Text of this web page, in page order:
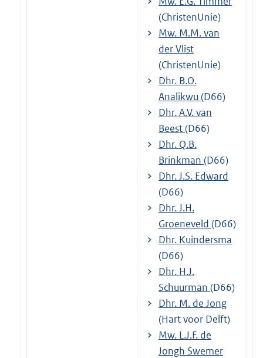
(ChristenUnie)
Mw. M.M. van
der Vlist
(ChristenUnie)
Dhr. B.O.
Analikwu (D66)
Dhr. A.V. van
Beest(D66)
Dhr. Q.B.
Brinkman (D66)
Dhr. J.S. Edward
(D66)
Dhr. J.H.
Groeneveld (D66)
Dhr. Kuindersma
(D66)
Dhr. H.J.
Schuurman (D66)
Dhr. M. de Jong
(Hart voor Delft)
Mw. L.J.F. de
Jongh Swemer